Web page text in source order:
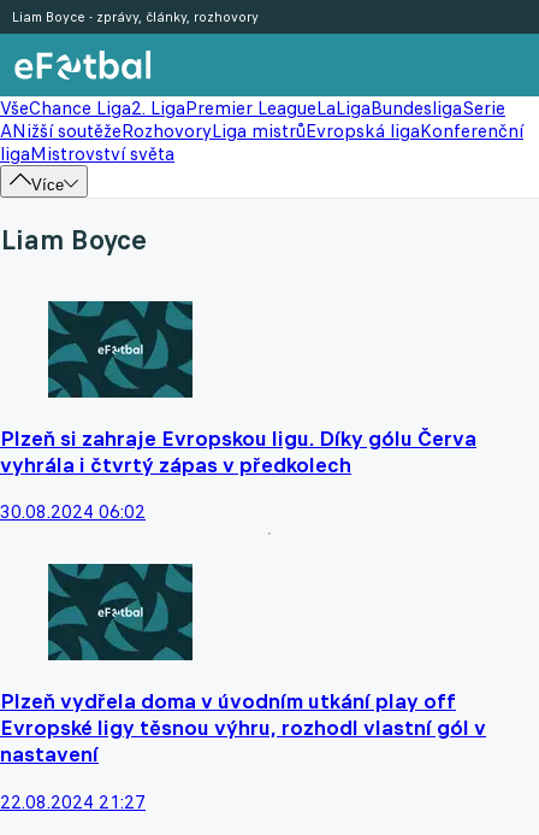
VšeChance Liga2. LigaPremier LeagueLaLigaBundesligaSerie
ANižší soutěžeRozhovoryLiga mistrůEvropská ligaKonferenční
ligaMistrovství světa
Více
Liam Boyce - zprávy, články, rozhovory
Liam Boyce
Plzeň si zahraje Evropskou ligu. Díky gólu Červa
vyhrála i čtvrtý zápas v předkolech
30.08.2024 06:02
Plzeň vydřela doma v úvodním utkání play off
Evropské ligy těsnou výhru, rozhodl vlastní gól v
nastavení
22.08.2024 21:27